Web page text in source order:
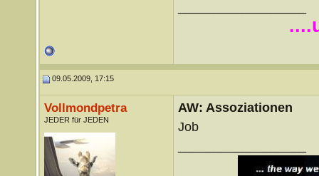
09.05.2009, 17:15
Vollmondpetra
JEDER für JEDEN
AW: Assoziationen
Job